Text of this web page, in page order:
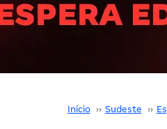
Início ›› Sudeste ››